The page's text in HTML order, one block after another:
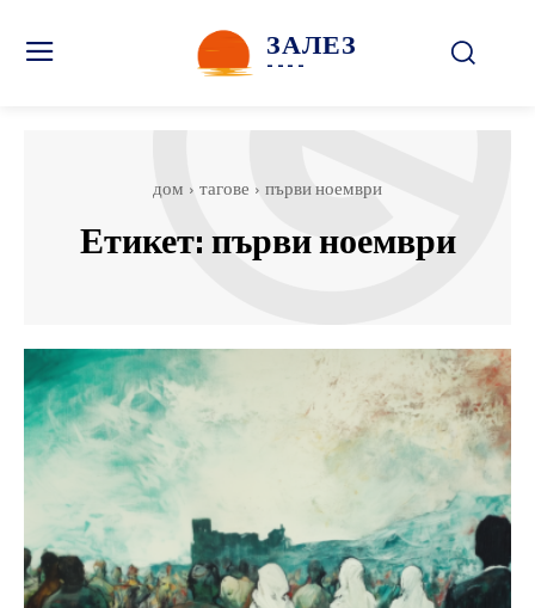
ЗАЛЕЗ
----
дом тагове първи ноември
Етикет: първи ноември